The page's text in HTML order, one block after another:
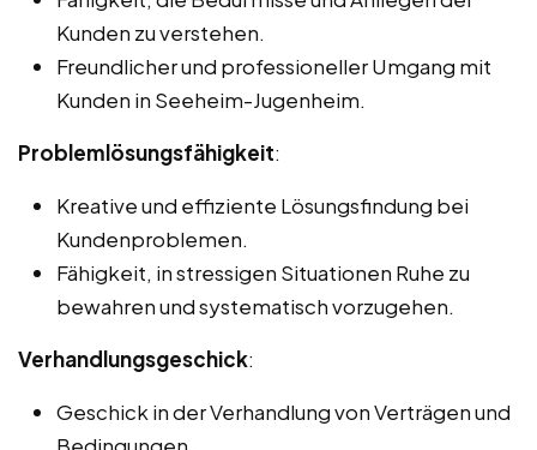
Kunden zu verstehen.
Freundlicher und professioneller Umgang mit
Kunden in Seeheim-Jugenheim.
Problemlösungsfähigkeit:
Kreative und effiziente Lösungsfindung bei
Kundenproblemen.
Fähigkeit, in stressigen Situationen Ruhe zu
bewahren und systematisch vorzugehen.
Verhandlungsgeschick:
Geschick in der Verhandlung von Verträgen und